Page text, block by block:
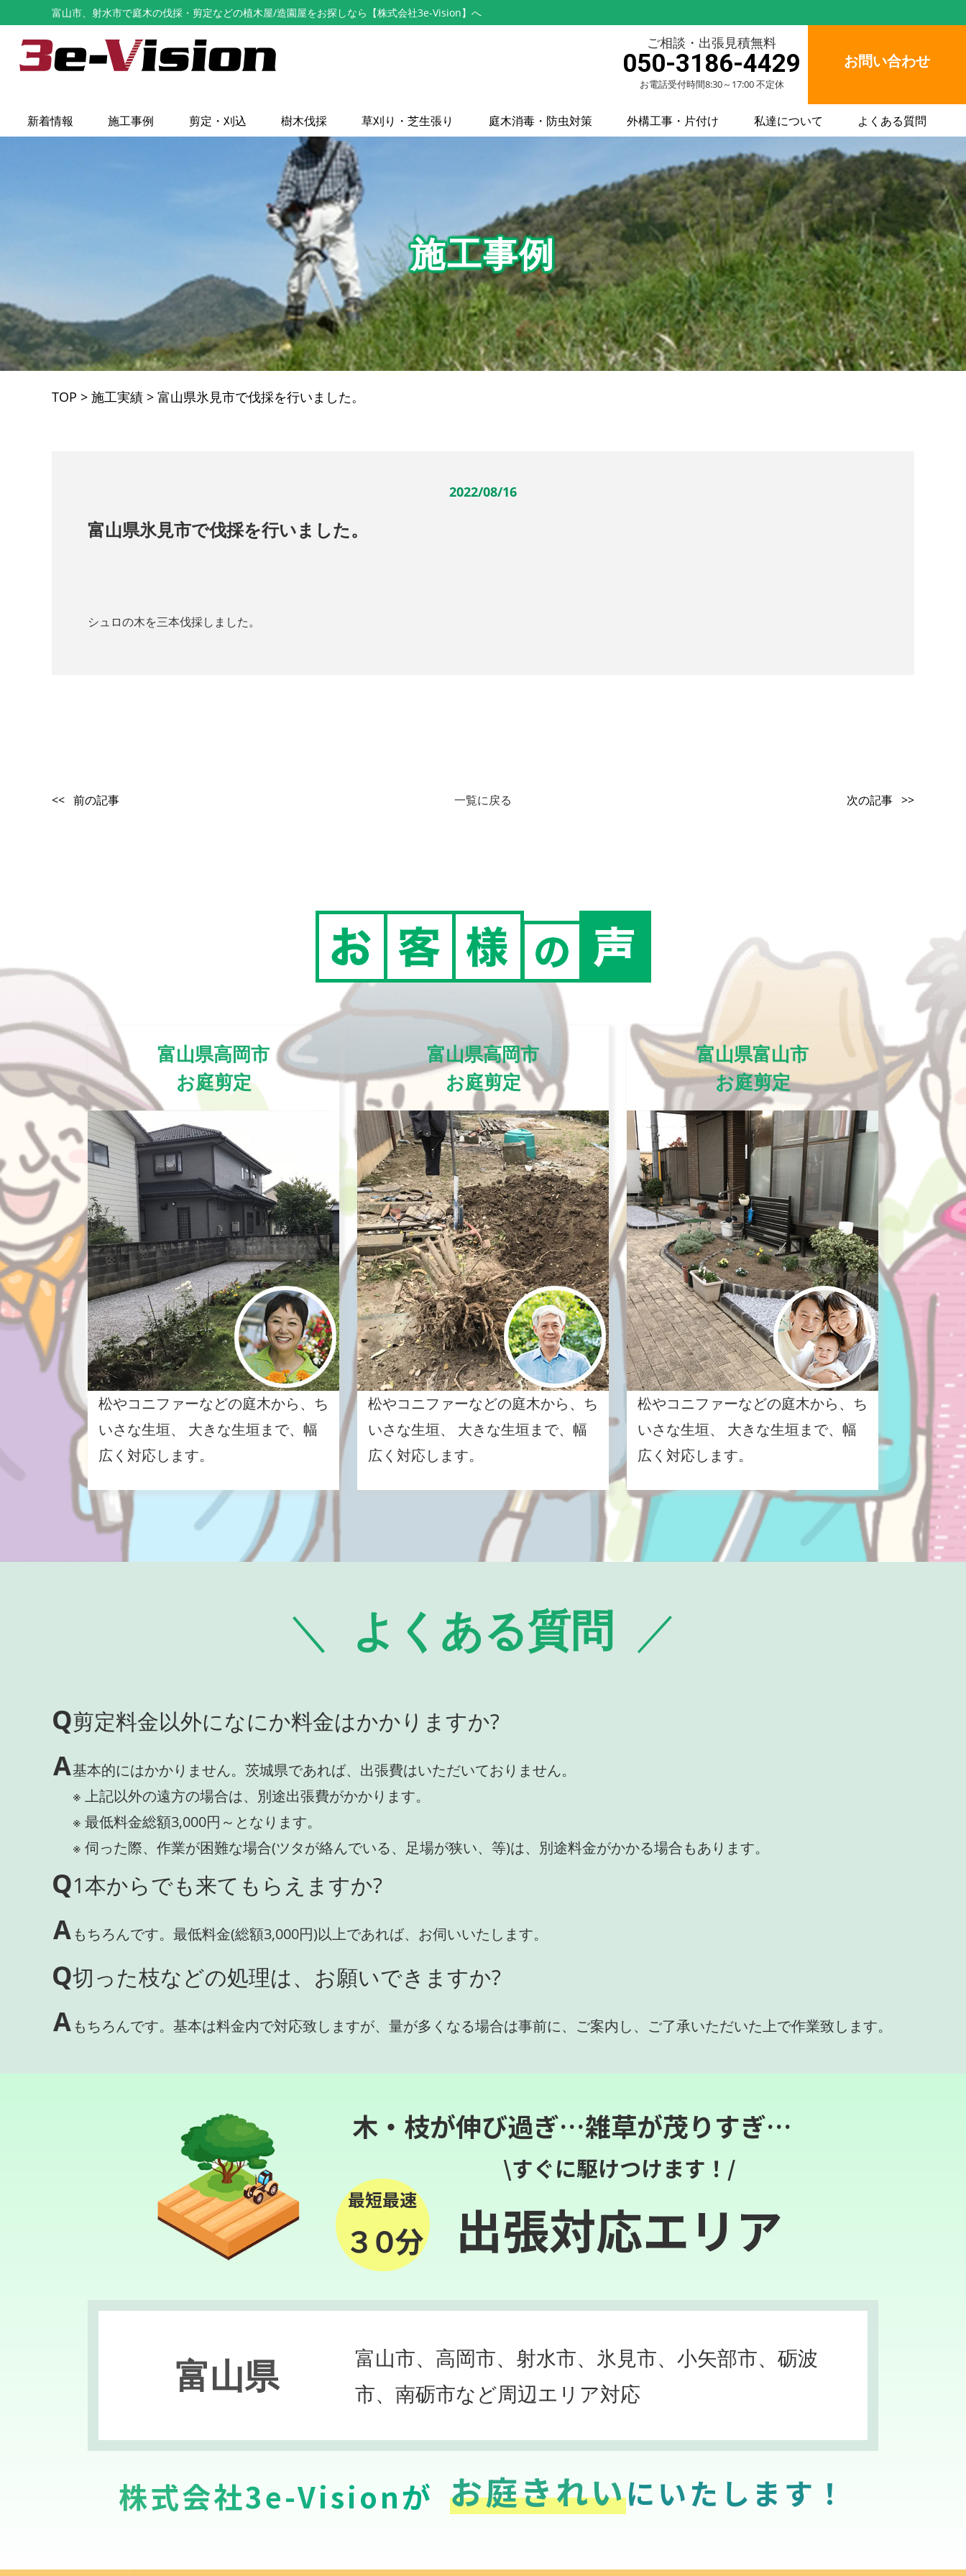
富山市、射水市で庭木の伐採・剪定などの植木屋/造園屋をお探しなら【株式会社3e-Vision】へ
ご相談・出張見積無料
050-3186-4429
お電話受付時間8:30～17:00 不定休
お問い合わせ
新着情報 施工事例 剪定・刈込 樹木伐採 草刈り・芝生張り 庭木消毒・防虫対策 外構工事・片付け 私達について よくある質問
施工事例
TOP > 施工実績 > 富山県氷見市で伐採を行いました。
2022/08/16
富山県氷見市で伐採を行いました。
シュロの木を三本伐採しました。
<< 前の記事 一覧に戻る 次の記事 >>
富山県高岡市
お庭剪定
松やコニファーなどの庭木から、ち
いさな生垣、 大きな生垣まで、幅
広く対応します。
富山県高岡市
お庭剪定
松やコニファーなどの庭木から、ち
いさな生垣、 大きな生垣まで、幅
広く対応します。
富山県富山市
お庭剪定
松やコニファーなどの庭木から、ち
いさな生垣、 大きな生垣まで、幅
広く対応します。
よくある質問
Q剪定料金以外になにか料金はかかりますか?
A基本的にはかかりません。茨城県であれば、出張費はいただいておりません。
※ 上記以外の遠方の場合は、別途出張費がかかります。
※ 最低料金総額3,000円～となります。
※ 伺った際、作業が困難な場合(ツタが絡んでいる、足場が狭い、等)は、別途料金がかかる場合もあります。
Q1本からでも来てもらえますか?
Aもちろんです。最低料金(総額3,000円)以上であれば、お伺いいたします。
Q切った枝などの処理は、お願いできますか?
Aもちろんです。基本は料金内で対応致しますが、量が多くなる場合は事前に、ご案内し、ご了承いただいた上で作業致します。
木・枝が伸び過ぎ…雑草が茂りすぎ…
最短最速
３０分
\すぐに駆けつけます！/
出張対応エリア
富山県
富山市、高岡市、射水市、氷見市、小矢部市、砺波
市、南砺市など周辺エリア対応
株式会社3e-Visionが お庭きれいにいたします！